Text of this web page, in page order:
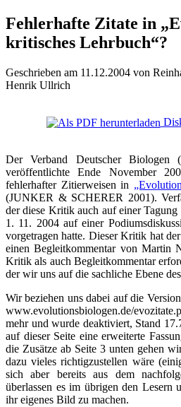
Fehlerhafte Zitate in
kritisches Lehrbuch“?
Geschrieben am 11.12.2004 von
Henrik Ullrich
Der Verband Deutscher Biologen (
veröffentlichte Ende November
fehlerhafter Zitierweisen in
(JUNKER & SCHERER 2001).
der diese Kritik auch auf einer
1. 11. 2004 auf einer
vorgetragen hatte. Dieser Kritik hat
einen Begleitkommentar von Martin
Kritik als auch Begleitkommentar
der wir uns auf die sachliche Ebene
Wir beziehen uns dabei auf die
www.evolutionsbiologen.de/
mehr und wurde deaktiviert, Stand
auf dieser Seite eine erweiterte
die Zusätze ab Seite 3 unten gehen
dazu vieles richtigzustellen wäre
sich aber bereits aus dem
überlassen es im übrigen den Lesern
ihr eigenes Bild zu machen.